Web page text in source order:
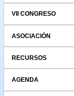
VII CONGRESO
ASOCIACIÓN
RECURSOS
AGENDA